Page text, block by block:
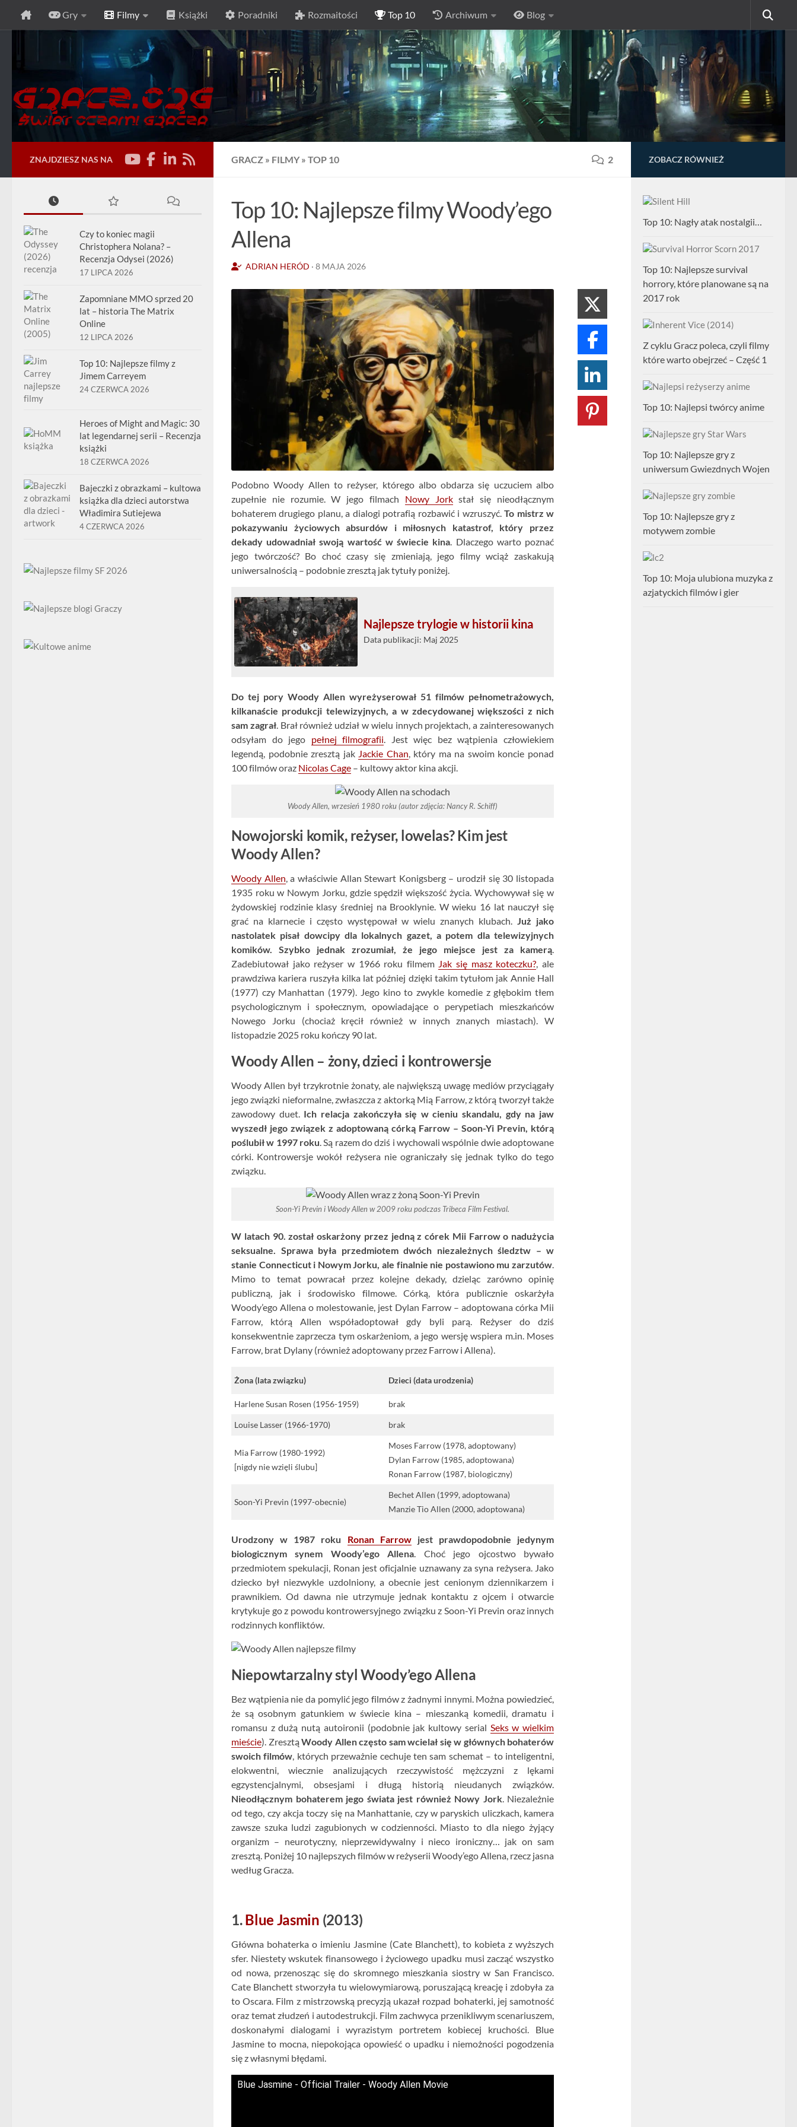
Przeskocz do treści
Gry Filmy Książki Poradniki Rozmaitości Top 10 Archiwum Blog
GRACZ » FILMY » TOP 10 2
Top 10: Najlepsze filmy Woody’ego
Allena
ADRIAN HERÓD · 8 MAJA 2026
Podobno Woody Allen to reżyser, którego albo obdarza się uczuciem albo
zupełnie nie rozumie. W jego filmach Nowy Jorkstał się nieodłącznym
bohaterem drugiego planu, a dialogi potrafią rozbawić i wzruszyć.To mistrz w
pokazywaniu życiowych absurdów i miłosnych katastrof, który przez
dekady udowadniał swoją wartość w świecie kina. Dlaczego warto poznać
jego twórczość? Bo choć czasy się zmieniają, jego filmy wciąż zaskakują
uniwersalnością – podobnie zresztą jak tytuły poniżej.
Najlepsze trylogie w historii kina
Data publikacji: Maj 2025
Do tej pory Woody Allen wyreżyserował 51 filmów pełnometrażowych,
kilkanaście produkcji telewizyjnych, a w zdecydowanej większości z nich
sam zagrał. Brał również udział w wielu innych projektach, a zainteresowanych
odsyłam do jego pełnej filmografii. Jest więc bez wątpienia człowiekiem
legendą, podobnie zresztą jak Jackie Chan, który ma na swoim koncie ponad
100 filmów oraz Nicolas Cage – kultowy aktor kina akcji.
Woody Allen, wrzesień 1980 roku (autor zdjęcia: Nancy R. Schiff)
Nowojorski komik, reżyser, lowelas? Kim jest
Woody Allen?
Woody Allen, a właściwie Allan Stewart Konigsberg – urodził się 30 listopada
1935 roku w Nowym Jorku, gdzie spędził większość życia. Wychowywał się w
żydowskiej rodzinie klasy średniej na Brooklynie. W wieku 16 lat nauczył się
grać na klarnecie i często występował w wielu znanych klubach.Już jako
nastolatek pisał dowcipy dla lokalnych gazet, a potem dla telewizyjnych
komików. Szybko jednak zrozumiał, że jego miejsce jest za kamerą.
Zadebiutował jako reżyser w 1966 roku filmem Jak się masz koteczku?, ale
prawdziwa kariera ruszyła kilka lat później dzięki takim tytułom jak Annie Hall
(1977) czy Manhattan (1979). Jego kino to zwykle komedie z głębokim tłem
psychologicznym i społecznym, opowiadające o perypetiach mieszkańców
Nowego Jorku (chociaż kręcił również w innych znanych miastach). W
listopadzie 2025 roku kończy 90 lat.
Woody Allen – żony, dzieci i kontrowersje
Woody Allen był trzykrotnie żonaty, ale największą uwagę mediów przyciągały
jego związki nieformalne, zwłaszcza z aktorką Mią Farrow, z którą tworzył także
zawodowy duet. Ich relacja zakończyła się w cieniu skandalu, gdy na jaw
wyszedł jego związek z adoptowaną córką Farrow – Soon-Yi Previn, którą
poślubił w 1997 roku. Są razem do dziś i wychowali wspólnie dwie adoptowane
córki. Kontrowersje wokół reżysera nie ograniczały się jednak tylko do tego
związku.
Soon-Yi Previn i Woody Allen w 2009 roku podczas Tribeca Film Festival.
W latach 90. został oskarżony przez jedną z córek Mii Farrow o nadużycia
seksualne. Sprawa była przedmiotem dwóch niezależnych śledztw – w
stanie Connecticut i Nowym Jorku, ale finalnie nie postawiono mu zarzutów.
Mimo to temat powracał przez kolejne dekady, dzieląc zarówno opinię
publiczną, jak i środowisko filmowe. Córką, która publicznie oskarżyła
Woody’ego Allena o molestowanie, jest Dylan Farrow – adoptowana córka Mii
Farrow, którą Allen współadoptował gdy byli parą. Reżyser do dziś
konsekwentnie zaprzecza tym oskarżeniom, a jego wersję wspiera m.in. Moses
Farrow, brat Dylany (również adoptowany przez Farrow i Allena).
Żona (lata związku) Dzieci (data urodzenia)
Harlene Susan Rosen (1956-1959) brak
Louise Lasser (1966-1970) brak
Mia Farrow (1980-1992)
[nigdy nie wzięli ślubu]
Moses Farrow (1978, adoptowany)
Dylan Farrow (1985, adoptowana)
Ronan Farrow (1987, biologiczny)
Soon-Yi Previn (1997-obecnie)
Bechet Allen (1999, adoptowana)
Manzie Tio Allen (2000, adoptowana)
Urodzony w 1987 roku Ronan Farrowjest prawdopodobnie jedynym
biologicznym synem Woody’ego Allena. Choć jego ojcostwo bywało
przedmiotem spekulacji, Ronan jest oficjalnie uznawany za syna reżysera. Jako
dziecko był niezwykle uzdolniony, a obecnie jest cenionym dziennikarzem i
prawnikiem. Od dawna nie utrzymuje jednak kontaktu z ojcem i otwarcie
krytykuje go z powodu kontrowersyjnego związku z Soon-Yi Previn oraz innych
rodzinnych konfliktów.
Niepowtarzalny styl Woody’ego Allena
Bez wątpienia nie da pomylić jego filmów z żadnymi innymi. Można powiedzieć,
że są osobnym gatunkiem w świecie kina – mieszanką komedii, dramatu i
romansu z dużą nutą autoironii (podobnie jak kultowy serial Seks w wielkim
mieście). ZresztąWoody Allen często sam wcielał się w głównych bohaterów
swoich filmów, których przeważnie cechuje ten sam schemat – to inteligentni,
elokwentni, wiecznie analizujących rzeczywistość mężczyzni z lękami
egzystencjalnymi, obsesjami i długą historią nieudanych związków.
Nieodłącznym bohaterem jego świata jest również Nowy Jork. Niezależnie
od tego, czy akcja toczy się na Manhattanie, czy w paryskich uliczkach, kamera
zawsze szuka ludzi zagubionych w codzienności. Miasto to dla niego żyjący
organizm – neurotyczny, nieprzewidywalny i nieco ironiczny… jak on sam
zresztą. Poniżej 10 najlepszych filmów w reżyserii Woody’ego Allena, rzecz jasna
według Gracza.
1.Blue Jasmin (2013)
Główna bohaterka o imieniu Jasmine (Cate Blanchett), to kobieta z wyższych
sfer. Niestety wskutek finansowego i życiowego upadku musi zacząć wszystko
od nowa, przenosząc się do skromnego mieszkania siostry w San Francisco.
Cate Blanchett stworzyła tu wielowymiarową, poruszającą kreację i zdobyła za
to Oscara. Film z mistrzowską precyzją ukazał rozpad bohaterki, jej samotność
oraz temat złudzeń i autodestrukcji. Film zachwyca przenikliwym scenariuszem,
doskonałymi dialogami i wyrazistym portretem kobiecej kruchości. Blue
Jasmine to mocna, niepokojąca opowieść o upadku i niemożności pogodzenia
się z własnymi błędami.
Blue Jasmine - Official Trailer - Woody Allen Movie
ZNAJDZIESZ NAS NA
Czy to koniec magii
Christophera Nolana? –
Recenzja Odysei (2026)
17 LIPCA 2026
Zapomniane MMO sprzed 20
lat – historia The Matrix
Online
12 LIPCA 2026
Top 10: Najlepsze filmy z
Jimem Carreyem
24 CZERWCA 2026
Heroes of Might and Magic: 30
lat legendarnej serii – Recenzja
książki
18 CZERWCA 2026
Bajeczki z obrazkami – kultowa
książka dla dzieci autorstwa
Władimira Sutiejewa
4 CZERWCA 2026
ZOBACZ RÓWNIEŻ
Top 10: Nagły atak nostalgii…
Top 10: Najlepsze survival
horrory, które planowane są na
2017 rok
Z cyklu Gracz poleca, czyli filmy
które warto obejrzeć – Część 1
Top 10: Najlepsi twórcy anime
Top 10: Najlepsze gry z
uniwersum Gwiezdnych Wojen
Top 10: Najlepsze gry z
motywem zombie
Top 10: Moja ulubiona muzyka z
azjatyckich filmów i gier